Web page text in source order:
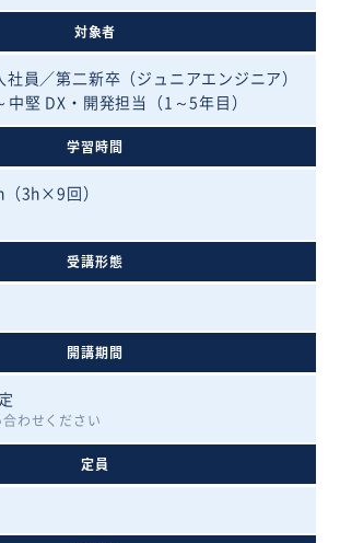
対象者
社員／第二新卒（ジュニアエンジニア）
中堅 DX・開発担当（1～5年目）
学習時間
3h×9回）
受講形態
開講期間
わせください
定員